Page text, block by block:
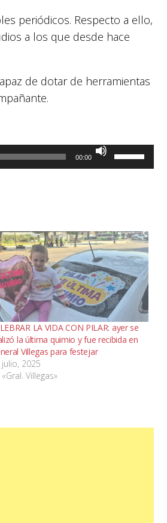
periódicos. Respecto a ello,
a los que desde hace
de dotar de herramientas
00:00
Utiliza
las
arriba/
para
aumentar
o
disminuir
el
volumen.
LA VIDA CON PILAR: ayer se
la última quimio y fue recibida en
Villegas para festejar
julio, 2025
«Gral. Villegas»